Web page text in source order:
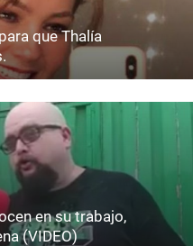
que Thalía
en su trabajo,
(VIDEO)